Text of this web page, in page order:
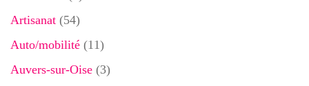
Artisanat (54)
Auto/mobilité (11)
Auvers-sur-Oise (3)